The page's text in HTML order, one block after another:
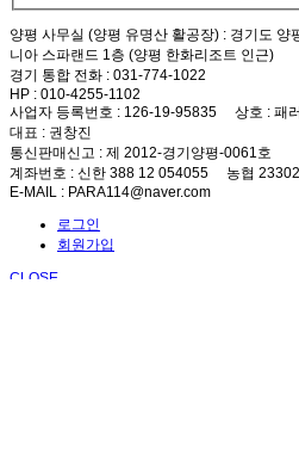
양평 사무실 (양평 유명산 활공장) : 경기도 양
니아 스파랜드 1층 (양평 한화리조트 인근)
경기 통합 전화 : 031-774-1022
HP : 010-4255-1102
사업자 등록번호 : 126-19-95835 상호 : 패
대표 : 권창진
통신판매신고 : 제 2012-경기양평-0061호
계좌번호 : 신한 388 12 054055 농협
E-MAIL : PARA114@naver.com
로그인
회원가입
CLOSE